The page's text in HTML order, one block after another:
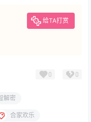
给TA打赏
0 0
解密
合家欢乐